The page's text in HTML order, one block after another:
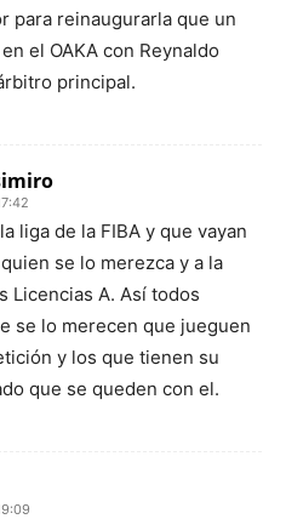
para reinaugurarla que un
el OAKA con Reynaldo
principal.
liga de la FIBA y que vayan
se lo merezca y a la
Licencias A. Así todos
se lo merecen que jueguen
y los que tienen su
que se queden con el.